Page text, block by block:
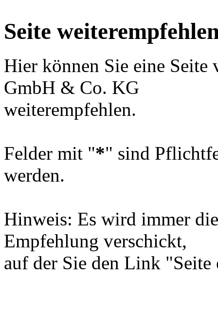
Seite
Hier können Sie eine
GmbH & Co. KG
weiterempfehlen.
Felder mit "*" sind
werden.
Hinweis: Es wird immer
Empfehlung verschickt,
auf der Sie den Link